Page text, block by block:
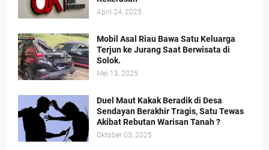
April 24, 2025
Mobil Asal Riau Bawa Satu Keluarga
Terjun ke Jurang Saat Berwisata di
Solok.
Mei 13, 2025
Duel Maut Kakak Beradik di Desa
Sendayan Berakhir Tragis, Satu Tewas
Akibat Rebutan Warisan Tanah ?
Oktober 03, 2025